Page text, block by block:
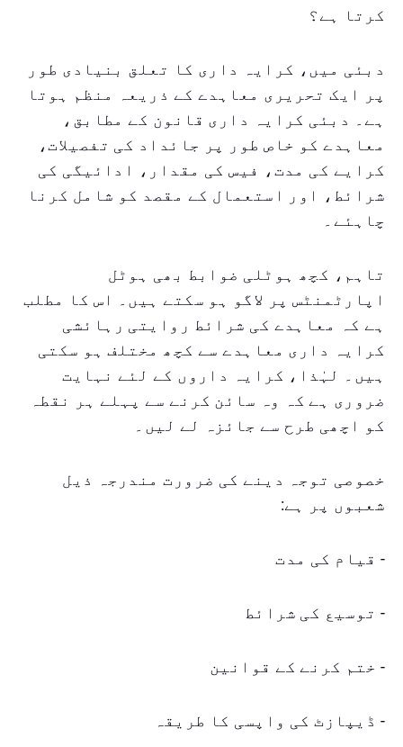
کرتا ہے؟
دبئی میں، کرایہ داری کا تعلق بنیادی طور
پر ایک تحریری معاہدے کے ذریعہ منظم ہوتا
ہے۔ دبئی کرایہ داری قانون کے مطابق،
معاہدے کو خاص طور پر جائداد کی تفصیلات،
کرایے کی مدت، فیس کی مقدار، ادائیگی کی
شرائط، اور استعمال کے مقصد کو شامل کرنا
چاہئے۔
تاہم، کچھ ہوٹلی ضوابط بھی ہوٹل
اپارٹمنٹس پر لاگو ہو سکتے ہیں۔ اس کا مطلب
ہے کہ معاہدے کی شرائط روایتی رہائشی
کرایہ داری معاہدے سے کچھ مختلف ہو سکتی
ہیں۔ لہٰذا، کرایہ داروں کے لئے نہایت
ضروری ہے کہ وہ سائن کرنے سے پہلے ہر نقطہ
کو اچھی طرح سے جائزہ لے لیں۔
خصوصی توجہ دینے کی ضرورت مندرجہ ذیل
شعبوں پر ہے:
- قیام کی مدت
- توسیع کی شرائط
- ختم کرنے کے قوانین
- ڈیپازٹ کی واپسی کا طریقہ